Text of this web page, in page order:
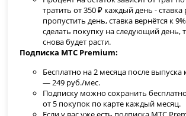
тратить от 350 ₽ каждый день - ставка
пропустить день, ставка вернётся к
сделать покупку на следующий день,
снова будет расти.
Подписка МТС Premium:
Бесплатно на 2 месяца после
— 249 руб./мес.
Подписку можно сохранить
от 5 покупок по карте каждый месяц.